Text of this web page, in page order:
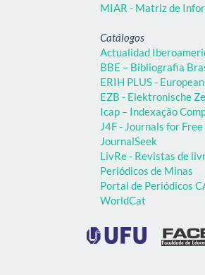
MIAR - Matriz de
Catálogos
Actualidad
BBE – Bibliografia
ERIH PLUS -
EZB - Elektronische
Icap – Indexação
J4F - Journals for Free
JournalSeek
LivRe - Revistas de
Periódicos de Minas
Portal de Periódicos
WorldCat